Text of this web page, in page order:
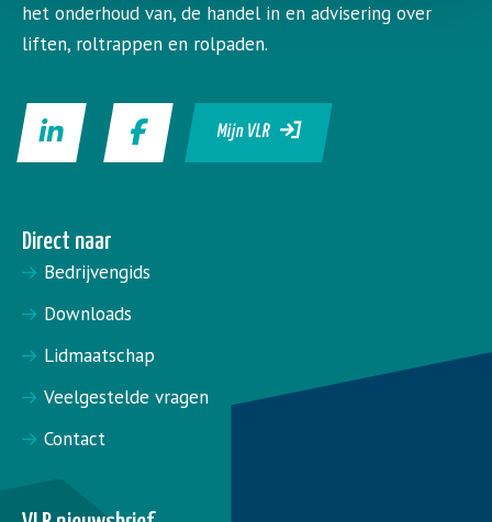
het onderhoud van, de handel in en advisering over
liften, roltrappen en rolpaden.
Mijn VLR
Direct naar
Bedrijvengids
Downloads
Lidmaatschap
Veelgestelde vragen
Contact